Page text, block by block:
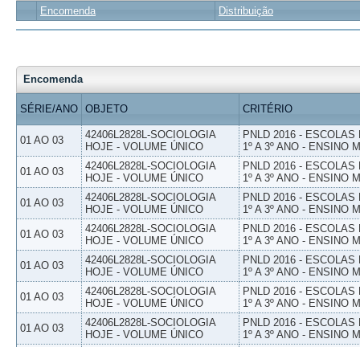
Encomenda Distribuição
Encomenda
SÉRIE/ANO OBJETO CRITÉRIO
01 AO 03
42406L2828L-SOCIOLOGIA
HOJE - VOLUME ÚNICO
PNLD 2016 -
1º A 3º ANO - ENSINO
01 AO 03
42406L2828L-SOCIOLOGIA
HOJE - VOLUME ÚNICO
PNLD 2016 -
1º A 3º ANO - ENSINO
01 AO 03
42406L2828L-SOCIOLOGIA
HOJE - VOLUME ÚNICO
PNLD 2016 -
1º A 3º ANO - ENSINO
01 AO 03
42406L2828L-SOCIOLOGIA
HOJE - VOLUME ÚNICO
PNLD 2016 -
1º A 3º ANO - ENSINO
01 AO 03
42406L2828L-SOCIOLOGIA
HOJE - VOLUME ÚNICO
PNLD 2016 -
1º A 3º ANO - ENSINO
01 AO 03
42406L2828L-SOCIOLOGIA
HOJE - VOLUME ÚNICO
PNLD 2016 -
1º A 3º ANO - ENSINO
01 AO 03
42406L2828L-SOCIOLOGIA
HOJE - VOLUME ÚNICO
PNLD 2016 -
1º A 3º ANO - ENSINO